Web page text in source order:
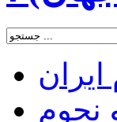
نجوم